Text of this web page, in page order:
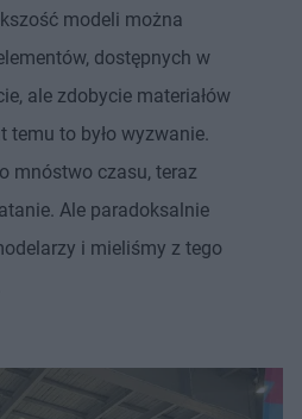
modeli można
dostępnych w
ale zdobycie materiałów
temu to było wyzwanie.
mnóstwo czasu, teraz
Ale paradoksalnie
i mieliśmy z tego